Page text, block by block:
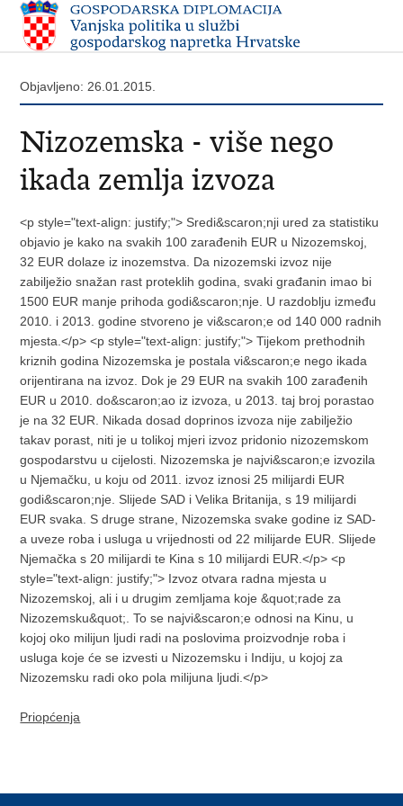
Objavljeno: 26.01.2015.
Nizozemska - više nego
ikada zemlja izvoza
<p style="text-align: justify;"> Sredi&scaron;nji ured za statistiku
objavio je kako na svakih 100 zarađenih EUR u Nizozemskoj,
32 EUR dolaze iz inozemstva. Da nizozemski izvoz nije
zabilježio snažan rast proteklih godina, svaki građanin imao bi
1500 EUR manje prihoda godi&scaron;nje. U razdoblju između
2010. i 2013. godine stvoreno je vi&scaron;e od 140 000 radnih
mjesta.</p> <p style="text-align: justify;"> Tijekom prethodnih
kriznih godina Nizozemska je postala vi&scaron;e nego ikada
orijentirana na izvoz. Dok je 29 EUR na svakih 100 zarađenih
EUR u 2010. do&scaron;ao iz izvoza, u 2013. taj broj porastao
je na 32 EUR. Nikada dosad doprinos izvoza nije zabilježio
takav porast, niti je u tolikoj mjeri izvoz pridonio nizozemskom
gospodarstvu u cijelosti. Nizozemska je najvi&scaron;e izvozila
u Njemačku, u koju od 2011. izvoz iznosi 25 milijardi EUR
godi&scaron;nje. Slijede SAD i Velika Britanija, s 19 milijardi
EUR svaka. S druge strane, Nizozemska svake godine iz SAD-
a uveze roba i usluga u vrijednosti od 22 milijarde EUR. Slijede
Njemačka s 20 milijardi te Kina s 10 milijardi EUR.</p> <p
style="text-align: justify;"> Izvoz otvara radna mjesta u
Nizozemskoj, ali i u drugim zemljama koje &quot;rade za
Nizozemsku&quot;. To se najvi&scaron;e odnosi na Kinu, u
kojoj oko milijun ljudi radi na poslovima proizvodnje roba i
usluga koje će se izvesti u Nizozemsku i Indiju, u kojoj za
Nizozemsku radi oko pola milijuna ljudi.</p>
Priopćenja